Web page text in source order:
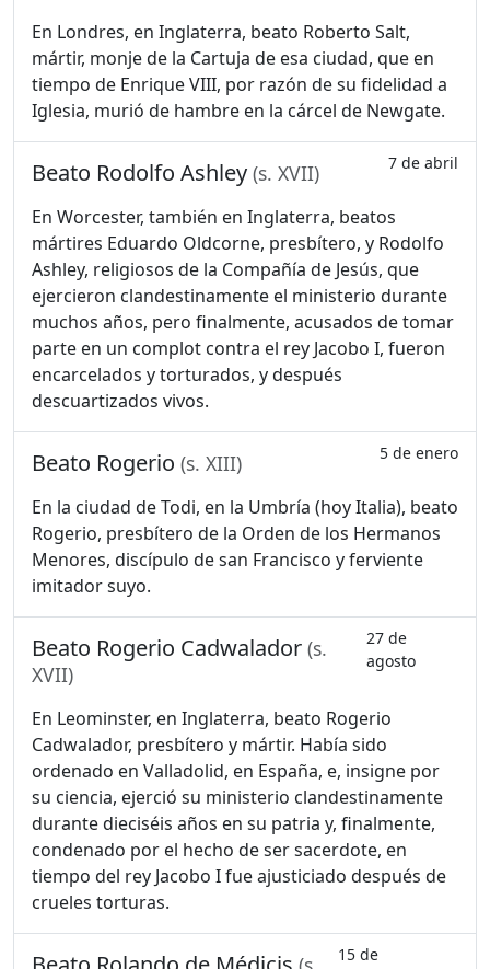
En Londres, en Inglaterra, beato Roberto Salt,
mártir, monje de la Cartuja de esa ciudad, que en
tiempo de Enrique VIII, por razón de su fidelidad a
Iglesia, murió de hambre en la cárcel de Newgate.
Beato Rodolfo Ashley (s. XVII) 7 de abril
En Worcester, también en Inglaterra, beatos
mártires Eduardo Oldcorne, presbítero, y Rodolfo
Ashley, religiosos de la Compañía de Jesús, que
ejercieron clandestinamente el ministerio durante
muchos años, pero finalmente, acusados de tomar
parte en un complot contra el rey Jacobo I, fueron
encarcelados y torturados, y después
descuartizados vivos.
Beato Rogerio (s. XIII) 5 de enero
En la ciudad de Todi, en la Umbría (hoy Italia), beato
Rogerio, presbítero de la Orden de los Hermanos
Menores, discípulo de san Francisco y ferviente
imitador suyo.
Beato Rogerio Cadwalador (s.
XVII)
27 de
agosto
En Leominster, en Inglaterra, beato Rogerio
Cadwalador, presbítero y mártir. Había sido
ordenado en Valladolid, en España, e, insigne por
su ciencia, ejerció su ministerio clandestinamente
durante dieciséis años en su patria y, finalmente,
condenado por el hecho de ser sacerdote, en
tiempo del rey Jacobo I fue ajusticiado después de
crueles torturas.
15 de